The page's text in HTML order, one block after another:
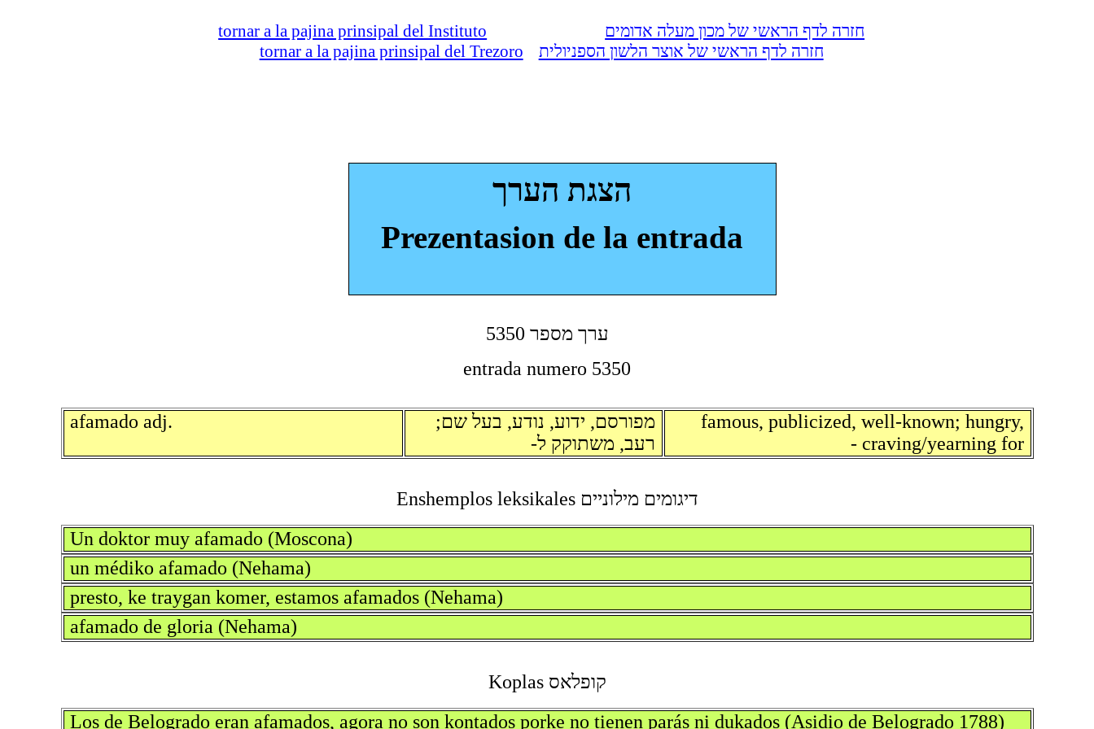
חזרה לדף הראשי של מכון מעלה אדומים
tornar a la pajina prinsipal del Instituto
חזרה לדף הראשי של אוצר הלשון הספניולית
tornar a la pajina prinsipal del Trezoro
הצגת הערך
Prezentasion de la entrada
5350 ערך מספר
entrada numero 5350
afamado adj.
מפורסם, ידוע, נודע, בעל שם;
רעב, משתוקק ל-
famous, publicized, well-known; hungry,
craving/yearning for -
דיגומים מילוניים Enshemplos leksikales
Un doktor muy afamado (Moscona)
un médiko afamado (Nehama)
presto, ke traygan komer, estamos afamados (Nehama)
afamado de gloria (Nehama)
קופלאס Koplas
Los de Belogrado eran afamados, agora no son kontados porke no tienen parás ni dukados (Asidio de Belogrado 1788)